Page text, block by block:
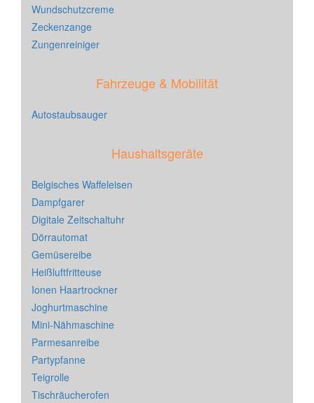
Wundschutzcreme
Zeckenzange
Zungenreiniger
Fahrzeuge & Mobilität
Autostaubsauger
Haushaltsgeräte
Belgisches Waffeleisen
Dampfgarer
Digitale Zeitschaltuhr
Dörrautomat
Gemüsereibe
Heißluftfritteuse
Ionen Haartrockner
Joghurtmaschine
Mini-Nähmaschine
Parmesanreibe
Partypfanne
Teigrolle
Tischräucherofen